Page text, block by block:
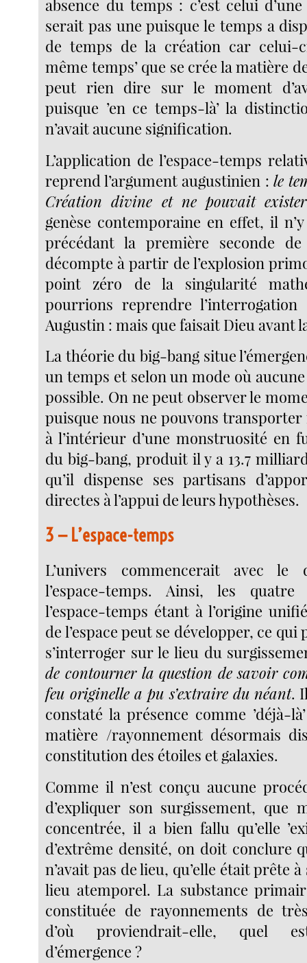
absence du temps : c’est celui
serait pas une puisque le temps a
de temps de la création car celui-
même temps’ que se crée la matière
peut rien dire sur le moment
puisque ’en ce temps-là’ la
n’avait aucune signification.
L’application de l’espace-temps
reprend l’argument augustinien : le
Création divine et ne pouvait
genèse contemporaine en effet, il
précédant la première seconde
décompte à partir de l’explosion
point zéro de la singularité
pourrions reprendre
Augustin : mais que faisait Dieu avant
La théorie du big-bang situe
un temps et selon un mode où aucune
possible. On ne peut observer le
puisque nous ne pouvons
à l’intérieur d’une monstruosité en
du big-bang, produit il y a 13.7
qu’il dispense ses partisans
directes à l’appui de leurs hypothèses.
3 — L’espace-temps
L’univers commencerait avec le
l’espace-temps. Ainsi, les
l’espace-temps étant à l’origine
de l’espace peut se développer, ce qui
s’interroger sur le lieu du
de contourner la question de savoir
feu originelle a pu s’extraire du néant.
constaté la présence comme ’déjà-
matière /rayonnement désormais
constitution des étoiles et galaxies.
Comme il n’est conçu aucune
d’expliquer son surgissement, que
concentrée, il a bien fallu qu’elle
d’extrême densité, on doit conclure
n’avait pas de lieu, qu’elle était prête
lieu atemporel. La substance
constituée de rayonnements de
d’où proviendrait-elle, quel
d’émergence ?